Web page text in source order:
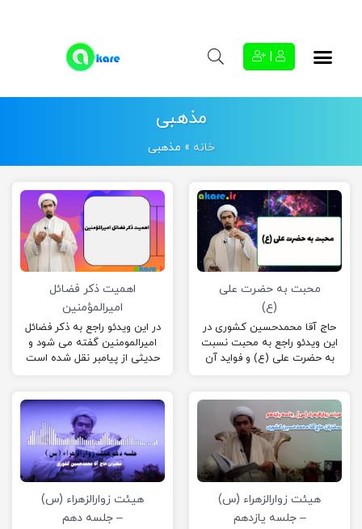
مذهبی
خانه » مذهبی
محبت به حضرت علی
(ع)
حاج آقا محمدحسین کشوری در
این ویدئو راجع به محبت نسبت
به حضرت علی (ع) و فواید آن
اهمیت ذکر فضائل
امیرالمؤمنین
در این ویدئو راجع به ذکر فضائل
امیرالمومنین گفته می شود و
حدیثی از پیامبر نقل شده است
امیرالمؤمنین.
هیئت زوارالزهراء (س)
– جلسه یازدهم
هیئت زوارالزهراء (س)
– جلسه دهم